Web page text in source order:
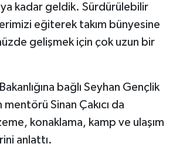
kadar geldik. Sürdürülebilir
eğiterek takım bünyesine
gelişmek için çok uzun bir
bağlı Seyhan Gençlik
Sinan Çakıcı da
konaklama, kamp ve ulaşım
anlattı.